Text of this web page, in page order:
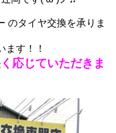
のタイヤ交換を承りま
ます！！
応じていただきま